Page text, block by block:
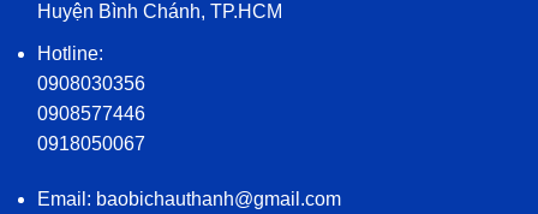
Huyện Bình Chánh, TP.HCM
Hotline:
0908030356
0908577446
0918050067
Email: baobichauthanh@gmail.com